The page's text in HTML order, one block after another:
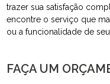
trazer sua satisfação
encontre o serviço que
ou a funcionalidade de
FAÇA UM